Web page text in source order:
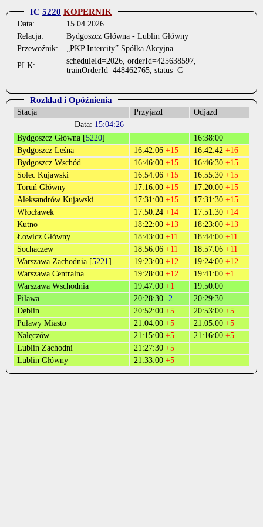
IC 5220 KOPERNIK
Data:
15.04.2026
Relacja:
Bydgoszcz Główna - Lublin Główny
Przewoźnik:
„PKP Intercity” Spółka Akcyjna
PLK:
scheduleId=2026, orderId=425638597,
trainOrderId=448462765, status=C
Rozkład i Opóźnienia
Stacja Przyjazd
Odjazd
Data: 15:04:26
Bydgoszcz Główna [5220]
16:38:00
Bydgoszcz Leśna
16:42:06 +15 16:42:42 +16
Bydgoszcz Wschód
16:46:00 +15 16:46:30 +15
Solec Kujawski
16:54:06 +15 16:55:30 +15
Toruń Główny
17:16:00 +15 17:20:00 +15
Aleksandrów Kujawski
17:31:00 +15 17:31:30 +15
Włocławek
17:50:24 +14 17:51:30 +14
Kutno
18:22:00 +13 18:23:00 +13
Łowicz Główny
18:43:00 +11 18:44:00 +11
Sochaczew
18:56:06 +11 18:57:06 +11
Warszawa Zachodnia [5221] 19:23:00 +12 19:24:00 +12
Warszawa Centralna
19:28:00 +12 19:41:00 +1
Warszawa Wschodnia
19:47:00 +1
19:50:00
Pilawa
20:28:30 -2
20:29:30
Dęblin
20:52:00 +5 20:53:00 +5
Puławy Miasto
21:04:00 +5 21:05:00 +5
Nałęczów
21:15:00 +5 21:16:00 +5
Lublin Zachodni
21:27:30 +5
Lublin Główny
21:33:00 +5